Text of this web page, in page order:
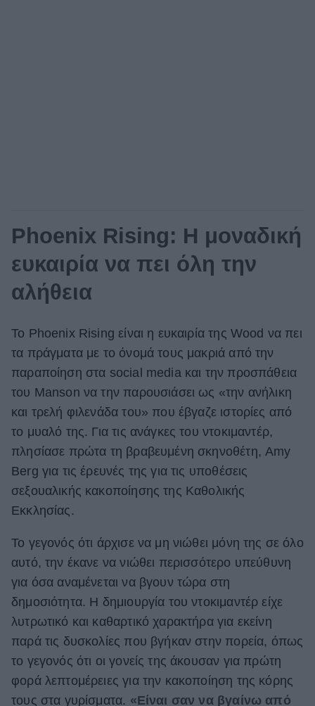
Phoenix Rising: Η μοναδική
ευκαιρία να πει όλη την
αλήθεια
Το Phoenix Rising είναι η ευκαιρία της Wood να πει
τα πράγματα με το όνομά τους μακριά από την
παραποίηση στα social media και την προσπάθεια
του Manson να την παρουσιάσει ως «την ανήλικη
και τρελή φιλενάδα του» που έβγαζε ιστορίες από
το μυαλό της. Για τις ανάγκες του ντοκιμαντέρ,
πλησίασε πρώτα τη βραβευμένη σκηνοθέτη, Amy
Berg για τις έρευνές της για τις υποθέσεις
σεξουαλικής κακοποίησης της Καθολικής
Εκκλησίας.
Το γεγονός ότι άρχισε να μη νιώθει μόνη της σε όλο
αυτό, την έκανε να νιώθει περισσότερο υπεύθυνη
για όσα αναμένεται να βγουν τώρα στη
δημοσιότητα. Η δημιουργία του ντοκιμαντέρ είχε
λυτρωτικό και καθαρτικό χαρακτήρα για εκείνη
παρά τις δυσκολίες που βγήκαν στην πορεία, όπως
το γεγονός ότι οι γονείς της άκουσαν για πρώτη
φορά λεπτομέρειες για την κακοποίηση της κόρης
τους στα γυρίσματα. «Είναι σαν να βγαίνω από